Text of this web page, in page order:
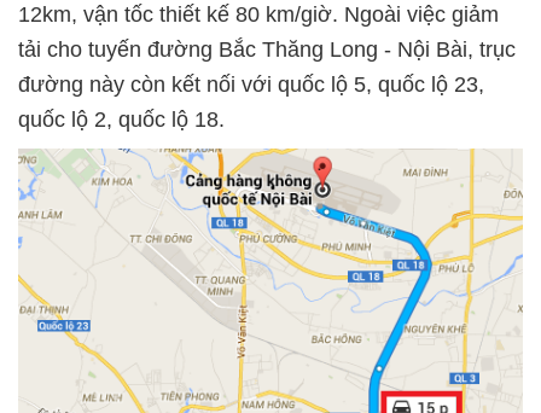
12km, vận tốc thiết kế 80 km/giờ. Ngoài việc giảm
tải cho tuyến đường Bắc Thăng Long - Nội Bài, trục
đường này còn kết nối với quốc lộ 5, quốc lộ 23,
quốc lộ 2, quốc lộ 18.